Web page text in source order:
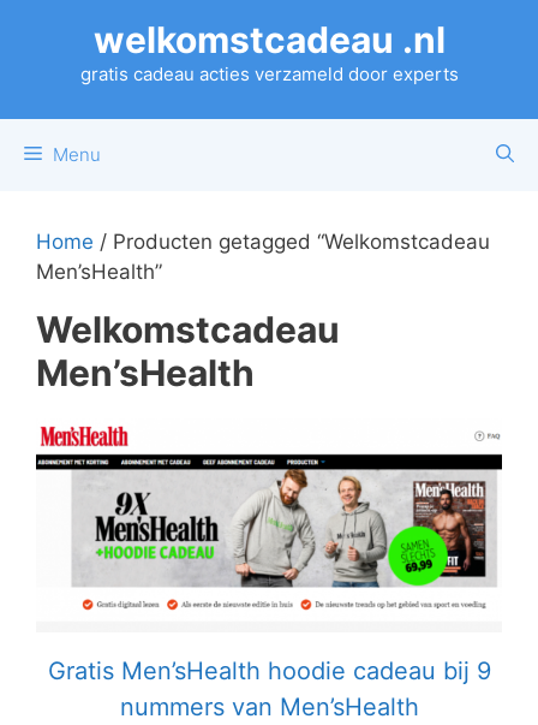
welkomstcadeau .nl
gratis cadeau acties verzameld door experts
Menu
Home / Producten getagged “Welkomstcadeau
Men’sHealth”
Welkomstcadeau
Men’sHealth
Gratis Men’sHealth hoodie cadeau bij 9
nummers van Men’sHealth